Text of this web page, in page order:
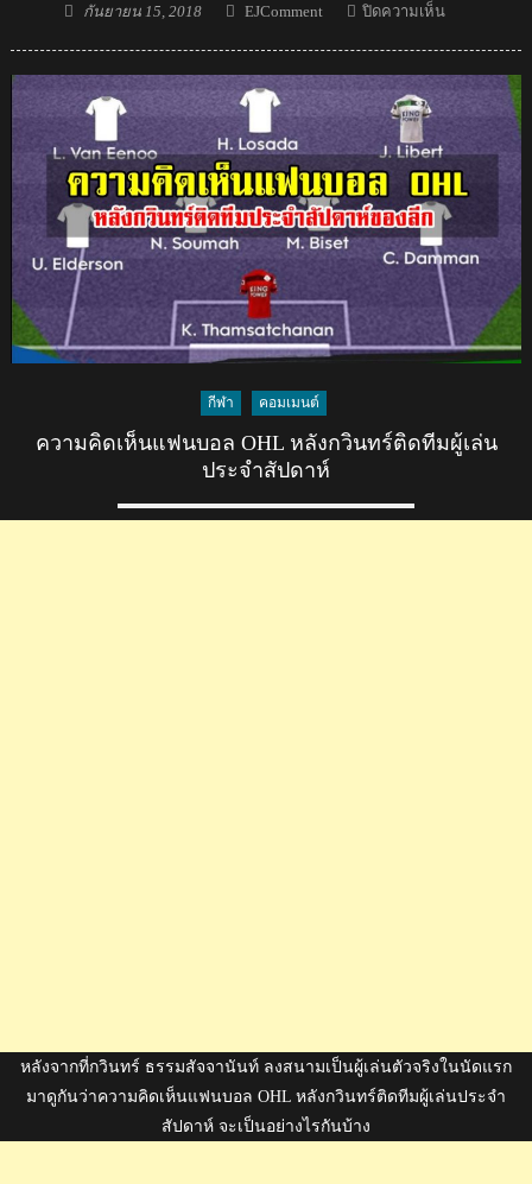
Posted
กันยายน 15, 2018 Author
EJComment ปิดความเห็นบน
ต์
แฟน
เวียดนาม
หลัง
ว่า
ไทย
จะ
ไม่
เรียก
เตะ
กีฬา คอมเมนต์
ความคิดเห็นแฟนบอล OHL หลังกวินทร์ติดทีมผู้เล่น
ประจำสัปดาห์
หลังจากที่กวินทร์ ธรรมสัจจานันท์ ลงสนามเป็นผู้เล่นตัวจริงในนัดแรก
มาดูกันว่าความคิดเห็นแฟนบอล OHL หลังกวินทร์ติดทีมผู้เล่นประจำ
สัปดาห์ จะเป็นอย่างไรกันบ้าง